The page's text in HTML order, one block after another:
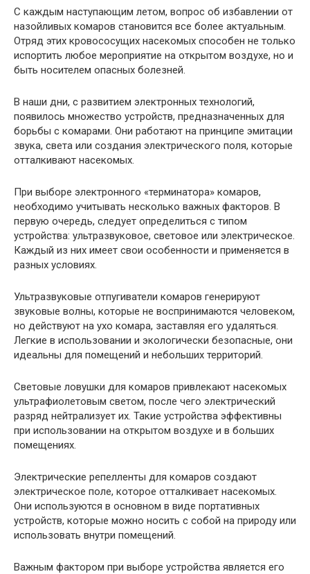
С каждым наступающим летом, вопрос об избавлении от
назойливых комаров становится все более актуальным.
Отряд этих кровососущих насекомых способен не только
испортить любое мероприятие на открытом воздухе, но и
быть носителем опасных болезней.
В наши дни, с развитием электронных технологий,
появилось множество устройств, предназначенных для
борьбы с комарами. Они работают на принципе эмитации
звука, света или создания электрического поля, которые
отталкивают насекомых.
При выборе электронного «терминатора» комаров,
необходимо учитывать несколько важных факторов. В
первую очередь, следует определиться с типом
устройства: ультразвуковое, световое или электрическое.
Каждый из них имеет свои особенности и применяется в
разных условиях.
Ультразвуковые отпугиватели комаров генерируют
звуковые волны, которые не воспринимаются человеком,
но действуют на ухо комара, заставляя его удаляться.
Легкие в использовании и экологически безопасные, они
идеальны для помещений и небольших территорий.
Световые ловушки для комаров привлекают насекомых
ультрафиолетовым светом, после чего электрический
разряд нейтрализует их. Такие устройства эффективны
при использовании на открытом воздухе и в больших
помещениях.
Электрические репелленты для комаров создают
электрическое поле, которое отталкивает насекомых.
Они используются в основном в виде портативных
устройств, которые можно носить с собой на природу или
использовать внутри помещений.
Важным фактором при выборе устройства является его